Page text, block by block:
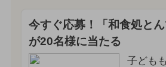
今すぐ応募！「和食処と
が20名様に当たる
子ども